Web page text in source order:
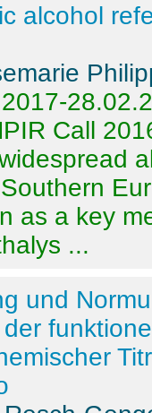
alcohol
Call
as a key
...
und